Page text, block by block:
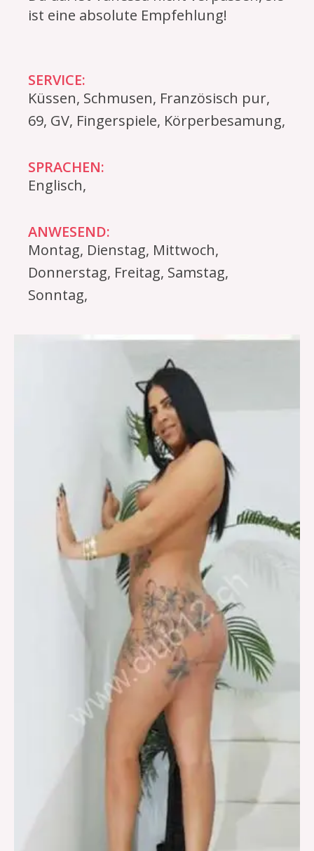
ist eine absolute Empfehlung!
SERVICE:
Küssen, Schmusen, Französisch pur,
69, GV, Fingerspiele, Körperbesamung,
SPRACHEN:
Englisch,
ANWESEND:
Montag, Dienstag, Mittwoch,
Donnerstag, Freitag, Samstag,
Sonntag,